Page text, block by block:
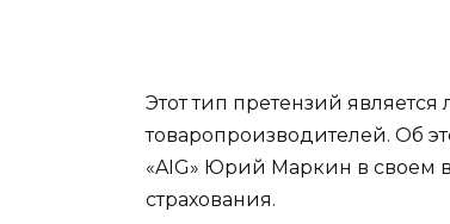
Этот тип претензий
товаропроизводителей. Об
«AIG» Юрий Маркин в своем
страхования.